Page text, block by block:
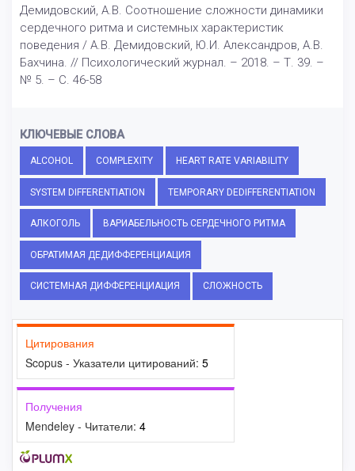
Демидовский, А.В. Соотношение сложности динамики
сердечного ритма и системных характеристик
поведения / А.В. Демидовский, Ю.И. Александров, А.В.
Бахчина. // Психологический журнал. – 2018. – Т. 39. –
№ 5. – С. 46-58
КЛЮЧЕВЫЕ СЛОВА
ALCOHOL COMPLEXITY HEART RATE VARIABILITY
SYSTEM DIFFERENTIATION TEMPORARY DEDIFFERENTIATION
АЛКОГОЛЬ ВАРИАБЕЛЬНОСТЬ СЕРДЕЧНОГО РИТМА
ОБРАТИМАЯ ДЕДИФФЕРЕНЦИАЦИЯ
СИСТЕМНАЯ ДИФФЕРЕНЦИАЦИЯ СЛОЖНОСТЬ
Цитирования
Scopus - Указатели цитирований: 5
Получения
Mendeley - Читатели: 4